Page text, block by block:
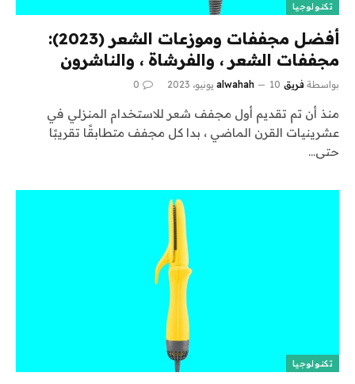
تكنولوجيا
أفضل مجففات وموزعات الشعر (2023):
مجففات الشعر ، والفرشاة ، والناشرون
بواسطة فريق alwahah 10 يونيو، 2023 0
منذ أن تم تقديم أول مجفف شعر للاستخدام المنزلي في
عشرينيات القرن الماضي ، بدا كل مجفف متطابقًا تقريبًا
حتى…
تكنولوجيا